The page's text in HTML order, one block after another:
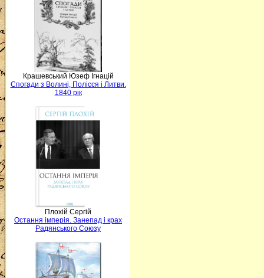
Крашевський Юзеф Ігнацій
Спогади з Волині, Полісся і Литви.
1840 рік
Плохій Сергій
Остання імперія. Занепад і крах
Радянського Союзу